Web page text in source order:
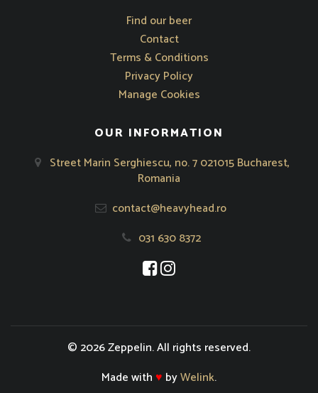
Opens in new window
Find our beer
Contact
Terms & Conditions
Privacy Policy
Manage Cookies
OUR INFORMATION
Street Marin Serghiescu, no. 7 021015 Bucharest,
Romania
contact@heavyhead.ro
031 630 8372
Opens in new window
Opens in new window
© 2026 Zeppelin. All rights reserved.
Made with♥ byWelink.